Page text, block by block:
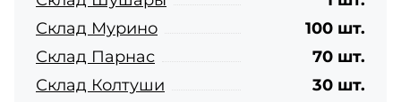
Склад Мурино
100 шт.
Склад Парнас
70 шт.
Склад Колтуши
30 шт.